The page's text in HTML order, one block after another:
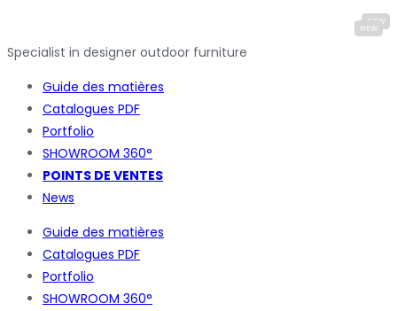
Specialist in designer outdoor furniture
Guide des matières
Catalogues PDF
Portfolio
SHOWROOM 360°
POINTS DE VENTES
News
Guide des matières
Catalogues PDF
Portfolio
SHOWROOM 360°